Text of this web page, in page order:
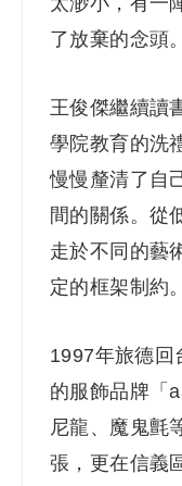
了放棄的念頭
王俊傑繼續讀
學院教育的洗
慢慢釐清了自
間的關係。從
走於不同的藝
定的框架制約。
1997年旅德回
的服飾品牌「
尼龍、魔鬼氈
張，更在信義